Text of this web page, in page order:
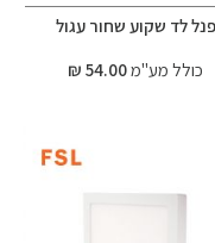
פנל לד שקוע שחור עגול
כולל מע"מ54.00 ₪